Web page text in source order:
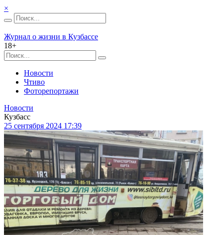
×
Журнал о жизни в Кузбассе
18+
Новости
Чтиво
Фоторепортажи
Новости
Кузбасс
25 сентября 2024 17:39